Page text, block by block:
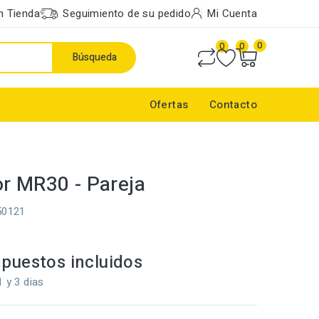
Tienda Seguimiento de su pedido Mi Cuenta
Búsqueda
0 0 0
Ofertas Contacto
MR30 - Pareja
incluidos
y 3 dias